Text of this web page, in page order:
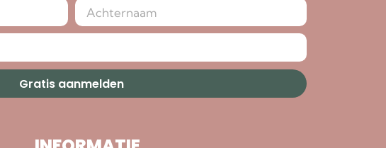
Gratis aanmelden